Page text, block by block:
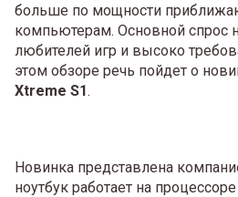
больше по мощности
компьютерам. Основной спрос
любителей игр и высоко
этом обзоре речь пойдет о
Xtreme S1.
Новинка представлена
ноутбук работает на